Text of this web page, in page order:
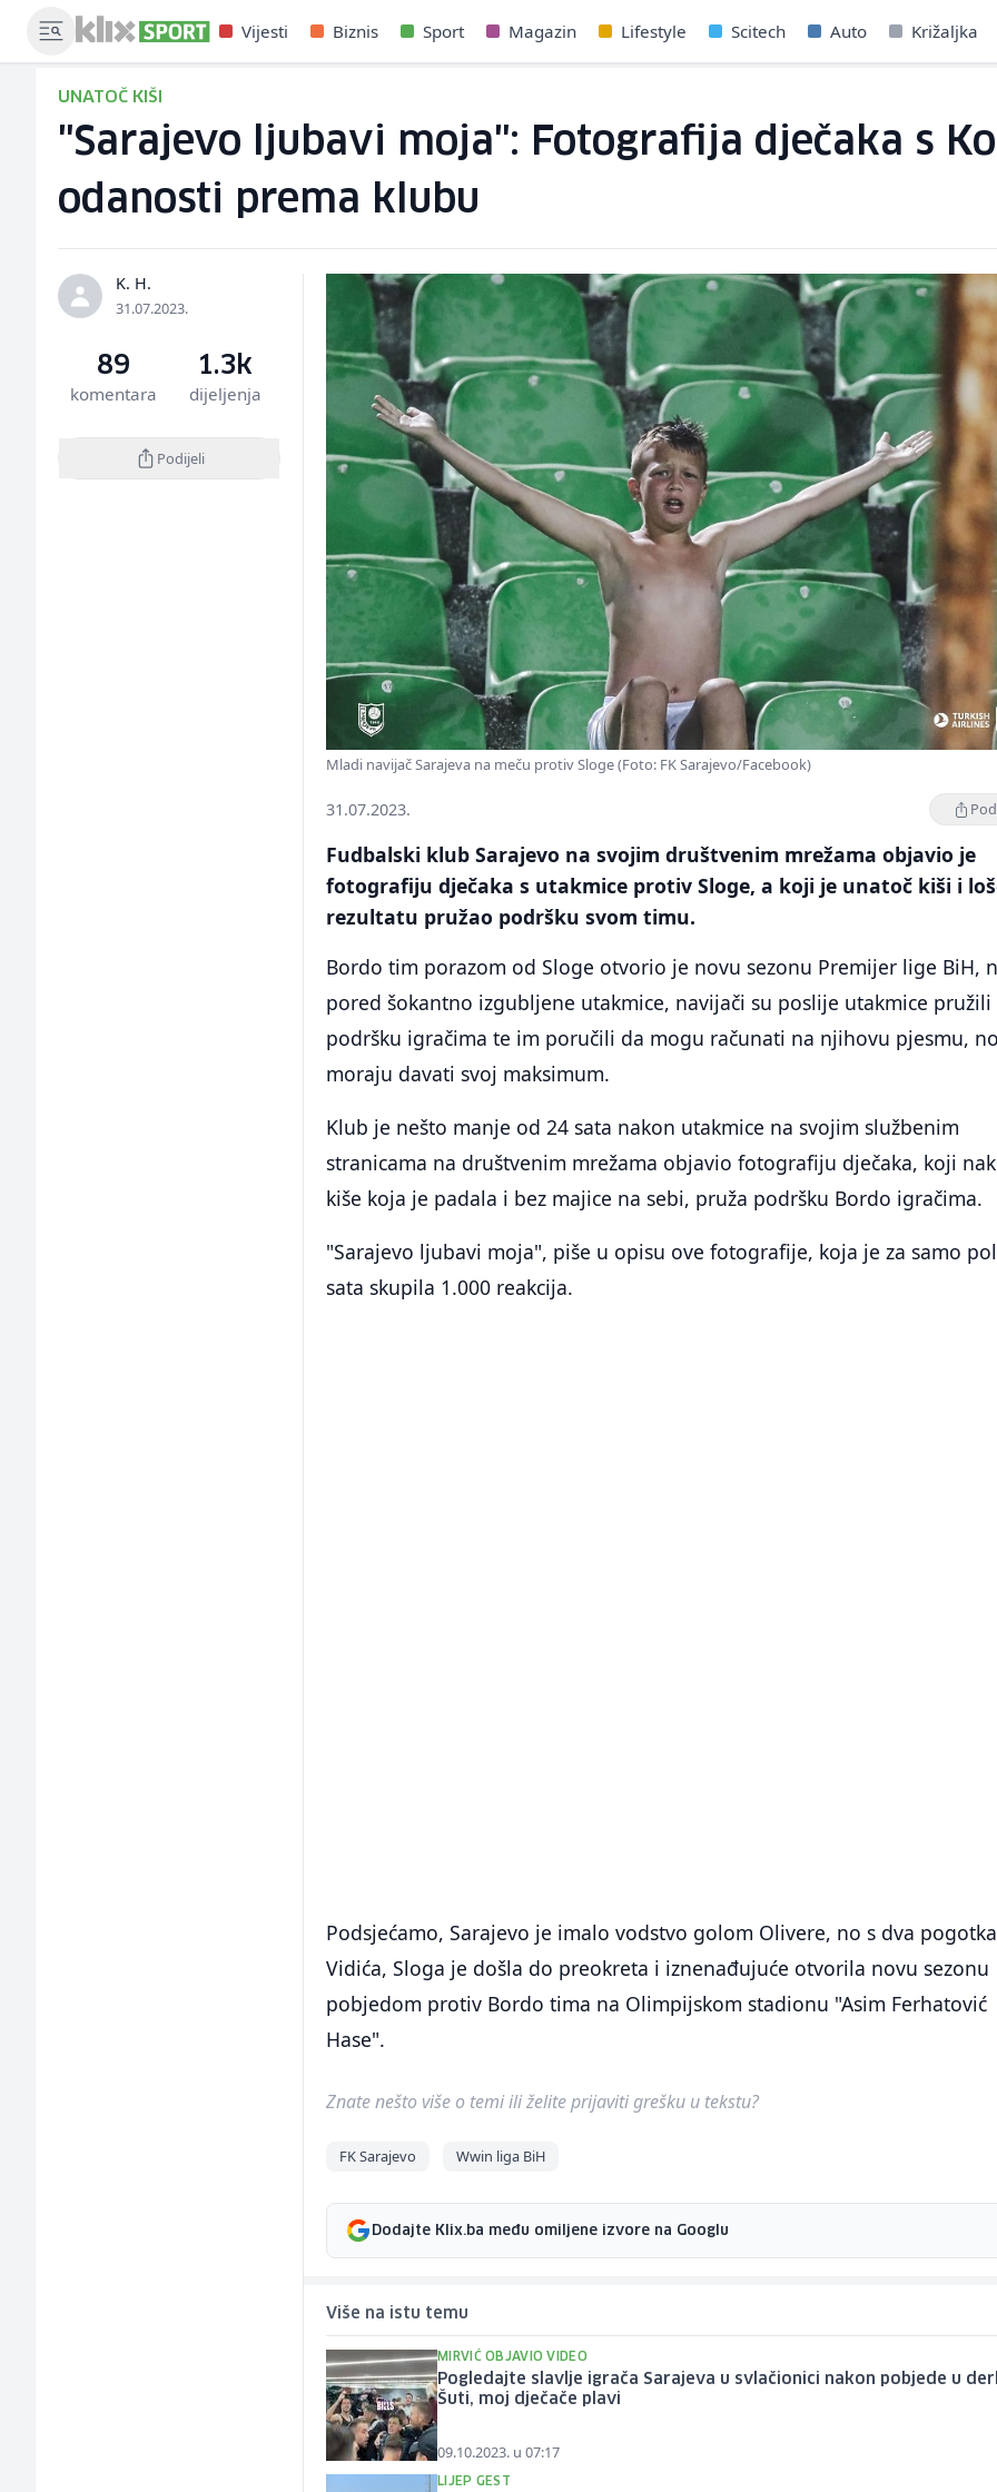
Vijesti Biznis Sport Magazin Lifestyle Scitech Auto Križaljka
UNATOČ KIŠI
"Sarajevo ljubavi moja": Fotografija dječaka s
odanosti prema klubu
K. H.
31.07.2023.
89
komentara
1.3k
dijeljenja
Podijeli
Mladi navijač Sarajeva na meču protiv Sloge (Foto: FK Sarajevo/Facebook)
31.07.2023.
Fudbalski klub Sarajevo na svojim društvenim mrežama objavio je
fotografiju dječaka s utakmice protiv Sloge, a koji je unatoč kiši i
rezultatu pružao podršku svom timu.
Bordo tim porazom od Sloge otvorio je novu sezonu Premijer lige BiH,
pored šokantno izgubljene utakmice, navijači su poslije utakmice pružili
podršku igračima te im poručili da mogu računati na njihovu pjesmu,
moraju davati svoj maksimum.
Klub je nešto manje od 24 sata nakon utakmice na svojim službenim
stranicama na društvenim mrežama objavio fotografiju dječaka, koji
kiše koja je padala i bez majice na sebi, pruža podršku Bordo igračima.
"Sarajevo ljubavi moja", piše u opisu ove fotografije, koja je za samo
sata skupila 1.000 reakcija.
Podsjećamo, Sarajevo je imalo vodstvo golom Olivere, no s dva pogotka
Vidića, Sloga je došla do preokreta i iznenađujuće otvorila novu sezonu
pobjedom protiv Bordo tima na Olimpijskom stadionu "Asim Ferhatović
Hase".
Znate nešto više o temi ili želite prijaviti grešku u tekstu?
FK Sarajevo Wwin liga BiH
Dodajte Klix.ba među omiljene izvore na Googlu
Više na istu temu
MIRVIĆ OBJAVIO VIDEO
Pogledajte slavlje igrača Sarajeva u svlačionici nakon pobjede u
Šuti, moj dječače plavi
09.10.2023. u 07:17
LIJEP GEST